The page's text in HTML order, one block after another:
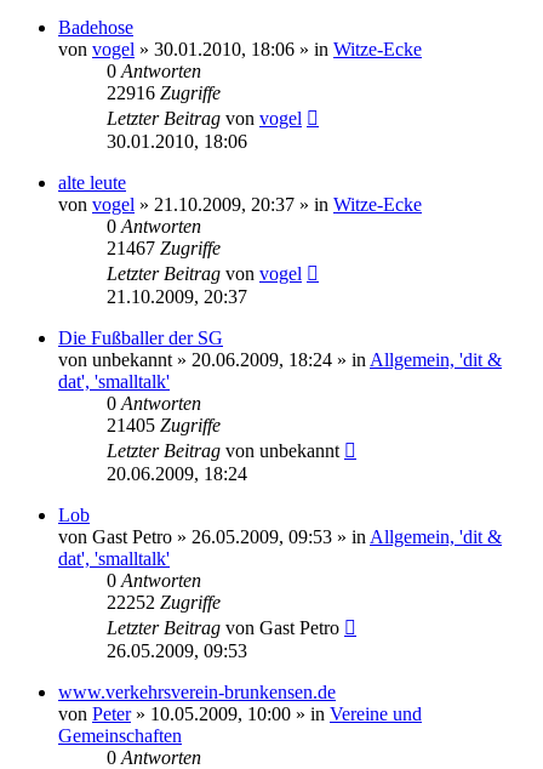
Badehose
von vogel » 30.01.2010, 18:06 » in Witze-Ecke
0 Antworten
22916 Zugriffe
Letzter Beitrag von vogel
30.01.2010, 18:06
alte leute
von vogel » 21.10.2009, 20:37 » in Witze-Ecke
0 Antworten
21467 Zugriffe
Letzter Beitrag von vogel
21.10.2009, 20:37
Die Fußballer der SG
von unbekannt » 20.06.2009, 18:24 » in Allgemein, 'dit &
dat', 'smalltalk'
0 Antworten
21405 Zugriffe
Letzter Beitrag von unbekannt
20.06.2009, 18:24
Lob
von Gast Petro » 26.05.2009, 09:53 » in Allgemein, 'dit &
dat', 'smalltalk'
0 Antworten
22252 Zugriffe
Letzter Beitrag von Gast Petro
26.05.2009, 09:53
www.verkehrsverein-brunkensen.de
von Peter» 10.05.2009, 10:00 » in Vereine und
Gemeinschaften
0 Antworten